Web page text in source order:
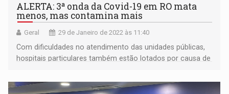
ALERTA: 3ª onda da Covid-19 em RO mata
menos, mas contamina mais
Geral 29 de Janeiro de 2022 às 11:40
Com dificuldades no atendimento das unidades públicas,
hospitais particulares também estão lotados por causa de